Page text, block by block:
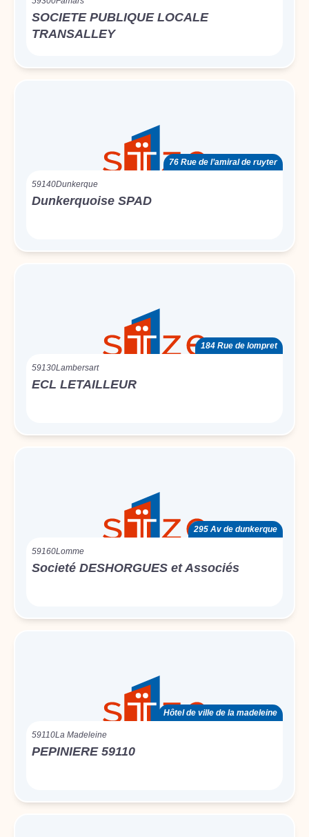
SOCIETE PUBLIQUE LOCALE
TRANSALLEY
76 Rue de l’amiral de ruyter
59140Dunkerque
Dunkerquoise SPAD
184 Rue de lompret
59130Lambersart
ECL LETAILLEUR
295 Av de dunkerque
59160Lomme
Societé DESHORGUES et Associés
Hôtel de ville de la madeleine
59110La Madeleine
PEPINIERE 59110